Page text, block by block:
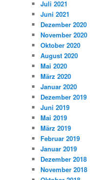
Juli 2021
Juni 2021
Dezember 2020
November 2020
Oktober 2020
August 2020
Mai 2020
März 2020
Januar 2020
Dezember 2019
Juni 2019
Mai 2019
März 2019
Februar 2019
Januar 2019
Dezember 2018
November 2018